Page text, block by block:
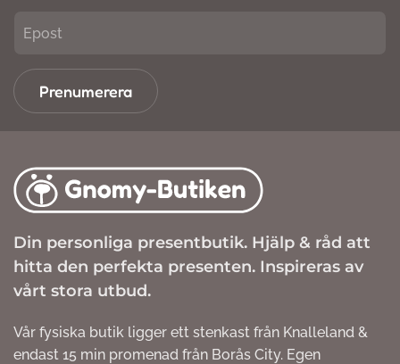
Prenumerera
Din personliga presentbutik. Hjälp & råd att
hitta den perfekta presenten. Inspireras av
vårt stora utbud.
Vår fysiska butik ligger ett stenkast från Knalleland &
endast 15 min promenad från Borås City. Egen